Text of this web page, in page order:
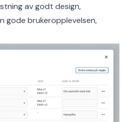
av godt design,
gode brukeropplevelsen,